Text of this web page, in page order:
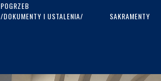
POGRZEB
/DOKUMENTY I USTALENIA/
SAKRAMENTY